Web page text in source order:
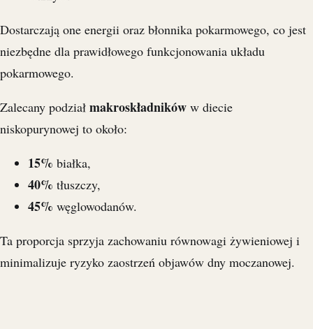
Dostarczają one energii oraz błonnika pokarmowego, co jest
niezbędne dla prawidłowego funkcjonowania układu
pokarmowego.
Zalecany podział makroskładników w diecie
niskopurynowej to około:
15% białka,
40% tłuszczy,
45% węglowodanów.
Ta proporcja sprzyja zachowaniu równowagi żywieniowej i
minimalizuje ryzyko zaostrzeń objawów dny moczanowej.